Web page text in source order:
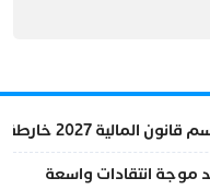
خارطة المغرب المقبل
موجة انتقادات واسعة